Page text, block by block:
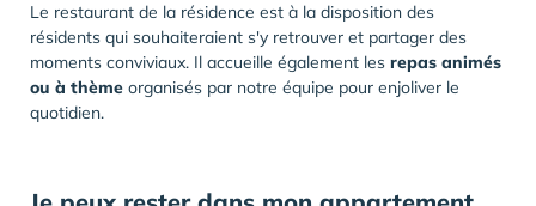
Le restaurant de la résidence est à la disposition des
résidents qui souhaiteraient s'y retrouver et partager des
moments conviviaux. Il accueille également les repas animés
ou à thème organisés par notre équipe pour enjoliver le
quotidien.